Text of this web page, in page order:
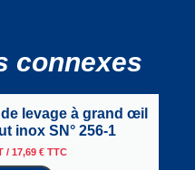
connexes
levage à grand œil
inox SN° 256-1
/ 17,69 € TTC